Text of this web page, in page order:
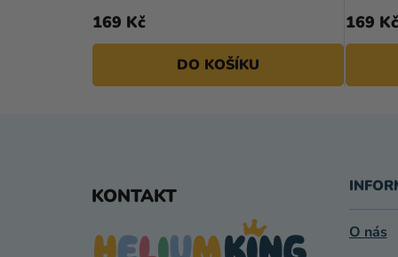
169 Kč
DO KOŠÍKU
169 Kč
KONTAKT
O nás